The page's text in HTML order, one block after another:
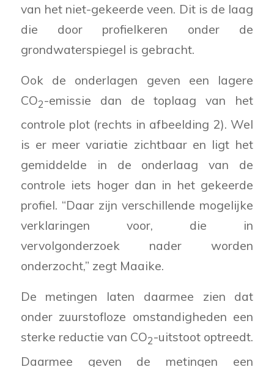
van het niet-gekeerde veen. Dit is de laag
die door profielkeren onder de
grondwaterspiegel is gebracht.
Ook de onderlagen geven een lagere
CO2-emissie dan de toplaag van het
controle plot (rechts in afbeelding 2). Wel
is er meer variatie zichtbaar en ligt het
gemiddelde in de onderlaag van de
controle iets hoger dan in het gekeerde
profiel. “Daar zijn verschillende mogelijke
verklaringen voor, die in
vervolgonderzoek nader worden
onderzocht,” zegt Maaike.
De metingen laten daarmee zien dat
onder zuurstofloze omstandigheden een
sterke reductie van CO2-uitstoot optreedt.
Daarmee geven de metingen een